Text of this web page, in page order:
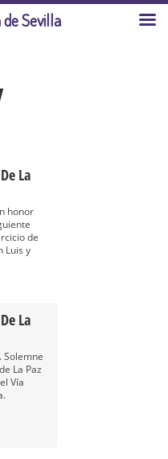
La
honor
de
Luis y
La
Solemne
La Paz
Vía
Sevilla